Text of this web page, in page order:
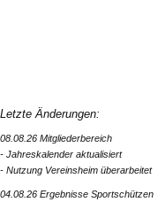
Letzte Änderungen:
08.08.26 Mitgliederbereich
- Jahreskalender aktualisiert
- Nutzung Vereinsheim überarbeitet
04.08.26 Ergebnisse Sportschützen